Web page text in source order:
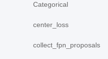
Categorical
center_loss
collect_fpn_proposals